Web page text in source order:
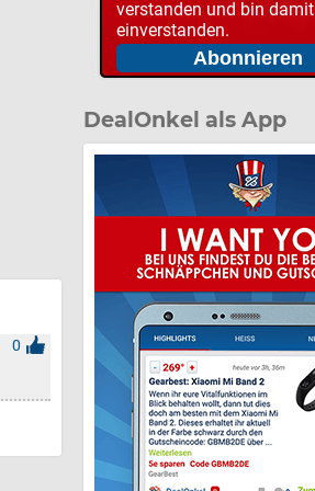
0
verstanden und bin damit
einverstanden.
DealOnkel als App